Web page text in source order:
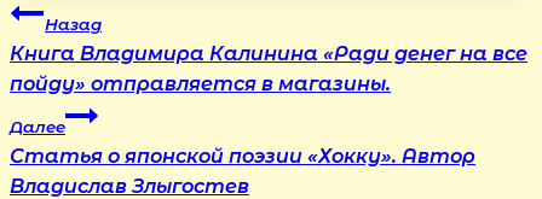
Навигация
по
записям
Назад
Книга Владимира Калинина «Ради денег на все
пойду» отправляется в магазины.
Далее
Статья о японской поэзии «Хокку». Автор
Владислав Злыгостев